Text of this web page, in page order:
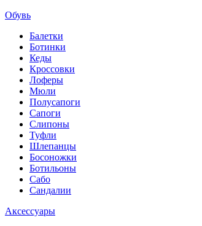
Обувь
Балетки
Ботинки
Кеды
Кроссовки
Лоферы
Мюли
Полусапоги
Сапоги
Слипоны
Туфли
Шлепанцы
Босоножки
Ботильоны
Сабо
Сандалии
Аксессуары